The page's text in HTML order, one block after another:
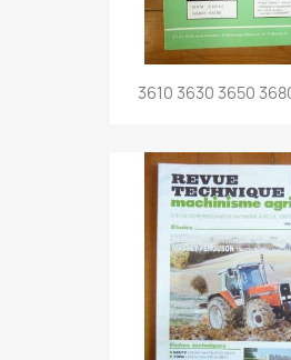
3610 3630 3650